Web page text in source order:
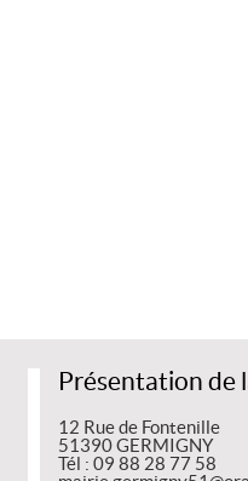
Présentation de
12 Rue de Fontenille
51390 GERMIGNY
Tél : 09 88 28 77 58